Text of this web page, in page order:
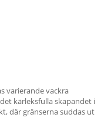
varierande vackra
kärleksfulla skapandet i
där gränserna suddas ut